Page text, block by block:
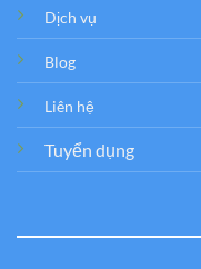
Dịch vụ
Blog
Liên hệ
Tuyển dụng